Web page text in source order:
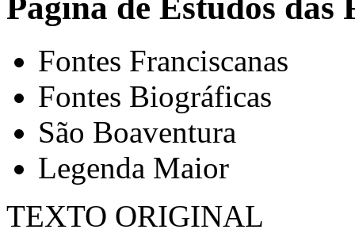
Página de Estudos das
Fontes Franciscanas
Fontes Biográficas
São Boaventura
Legenda Maior
TEXTO ORIGINAL